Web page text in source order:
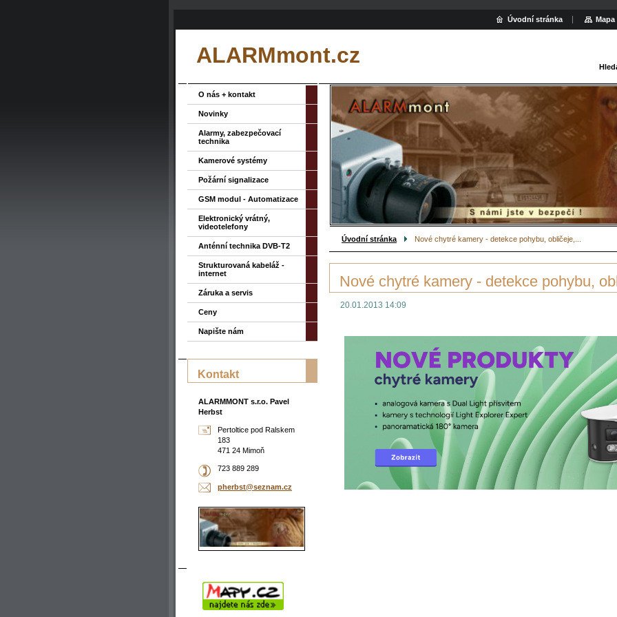
ALARMmont.cz
Úvodní stránka Nové chytré kamery - detekce pohybu, obličeje,...
Nové chytré kamery - detekce pohybu,
20.01.2013 14:09
O nás + kontakt
Novinky
Alarmy, zabezpečovací
technika
Kamerové systémy
Požární signalizace
GSM modul - Automatizace
Elektronický vrátný,
videotelefony
Anténní technika DVB-T2
Strukturovaná kabeláž -
internet
Záruka a servis
Ceny
Napište nám
Kontakt
ALARMMONT s.r.o. Pavel
Herbst
Pertoltice pod Ralskem
183
471 24 Mimoň
723 889 289
pherbst@seznam.cz
Úvodní stránka